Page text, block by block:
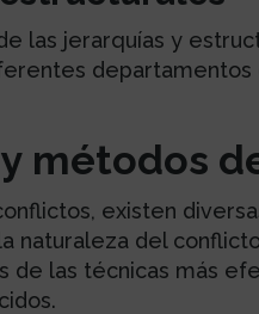
las jerarquías y
métodos
existen
naturaleza del
de las técnicas más